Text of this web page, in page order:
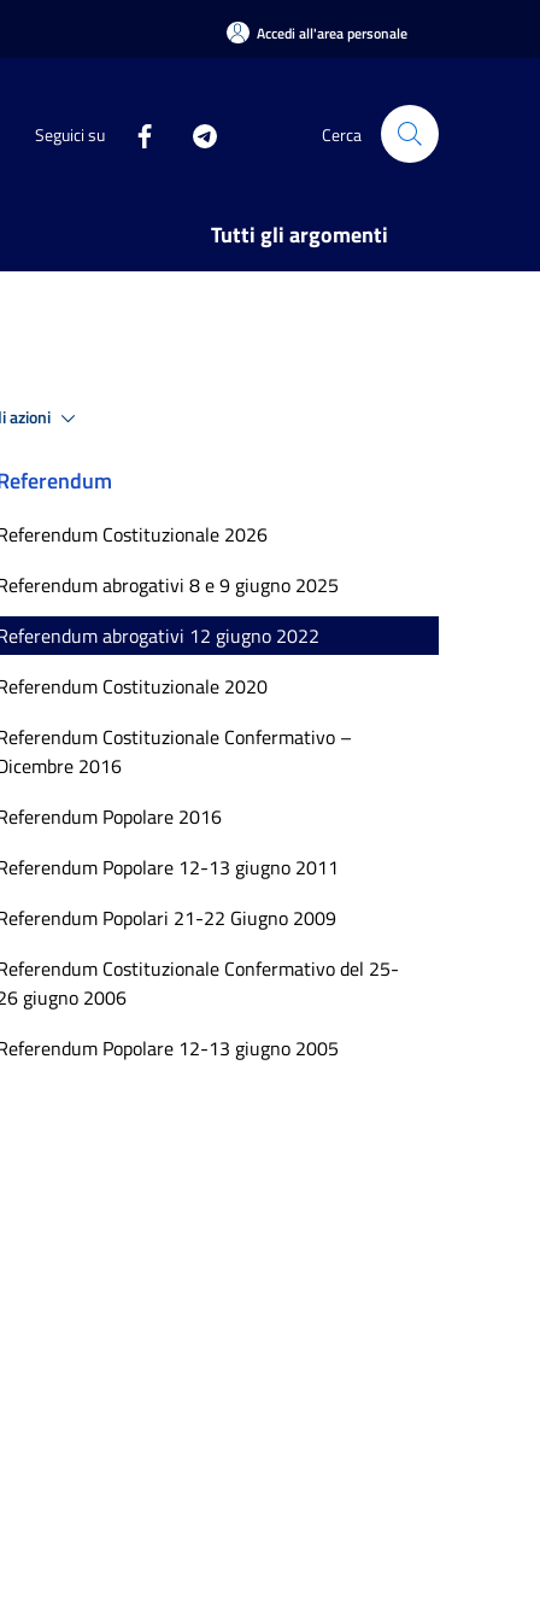
Accedi all'area personale
Seguici su Cerca
Tutti gli argomenti
azioni
Costituzionale 2026
abrogativi 8 e 9 giugno 2025
abrogativi 12 giugno 2022
Costituzionale 2020
Costituzionale Confermativo –
2016
Popolare 2016
Popolare 12-13 giugno 2011
Popolari 21-22 Giugno 2009
Costituzionale Confermativo del 25-
giugno 2006
Popolare 12-13 giugno 2005